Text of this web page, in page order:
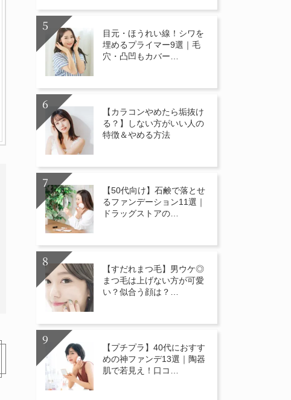
目元・ほうれい線！シワを
埋めるプライマー9選｜毛
穴・凸凹もカバー…
【カラコンやめたら垢抜け
る？】しない方がいい人の
特徴＆やめる方法
【50代向け】石鹸で落とせ
るファンデーション11選｜
ドラッグストアの…
【すだれまつ毛】男ウケ◎
まつ毛は上げない方が可愛
い？似合う顔は？…
【プチプラ】40代におすす
めの神ファンデ13選｜陶器
肌で若見え！口コ…